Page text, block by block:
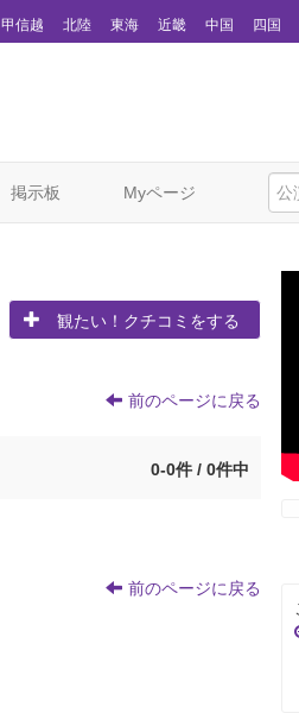
甲信越 北陸 東海 近畿 中国 四国
掲示板 Myページ
観たい！クチコミをする
前のページに戻る
0-0件 / 0件中
前のページに戻る